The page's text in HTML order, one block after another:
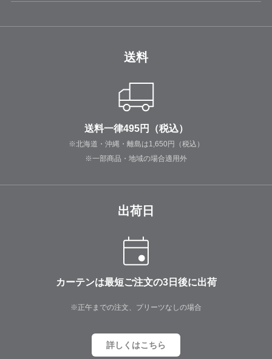
送料
送料一律495円（税込）
※北海道・沖縄・離島は1,650円（税込）
※一部商品・地域の場合適用外
出荷日
カーテンは最短ご注文の3日後に出荷
※正午までの注文、プリーツなしの場合
詳しくはこちら